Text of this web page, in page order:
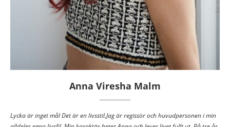
Anna Viresha Malm
Lycka är inget mål Det är en livsstil.Jag är regissör och huvudpersonen i min